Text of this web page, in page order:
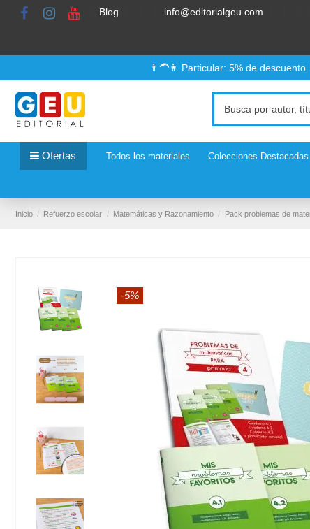
Blog info@editorialgeu.com
👨‍🦱👩 Particular: 5% de
Ofertas Todos los materiales Colecciones Destacadas
Inicio Refuerzo escolar Matemáticas y Razonamiento Pack problemas de
-5%